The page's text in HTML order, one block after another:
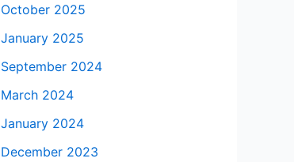
October 2025
January 2025
September 2024
March 2024
January 2024
December 2023